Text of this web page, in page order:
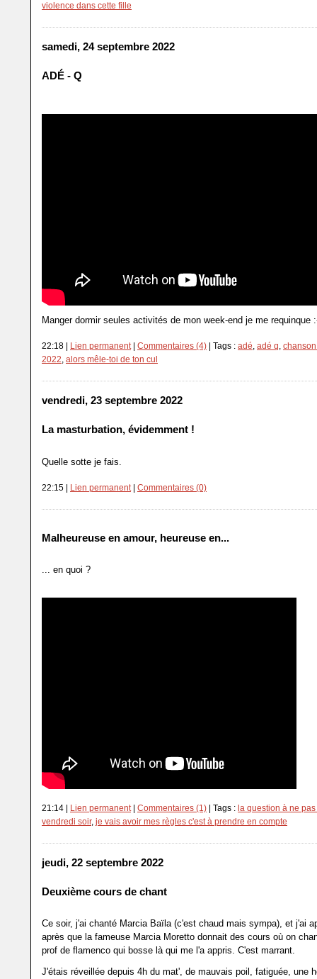
violence dans cette fille
samedi, 24 septembre 2022
ADÉ - Q
Manger dormir seules activités de mon week-end je me requinque
22:18 | Lien permanent| Commentaires (4) | Tags : adé, adé q,
2022, alors mêle-toi de ton cul
vendredi, 23 septembre 2022
La masturbation, évidemment !
Quelle sotte je fais.
22:15 | Lien permanent | Commentaires (0)
Malheureuse en amour, heureuse en...
... en quoi ?
21:14 | Lien permanent| Commentaires (1) | Tags : la question à ne
vendredi soir, je vais avoir mes règles c'est à prendre en compte
jeudi, 22 septembre 2022
Deuxième cours de chant
Ce soir, j'ai chanté Marcia Baïla (c'est chaud mais sympa), et j'ai
après que la fameuse Marcia Moretto donnait des cours où on
prof de flamenco qui bosse là qui me l'a appris. C'est marrant.
J'étais réveillée depuis 4h du mat', de mauvais poil, fatiguée, une